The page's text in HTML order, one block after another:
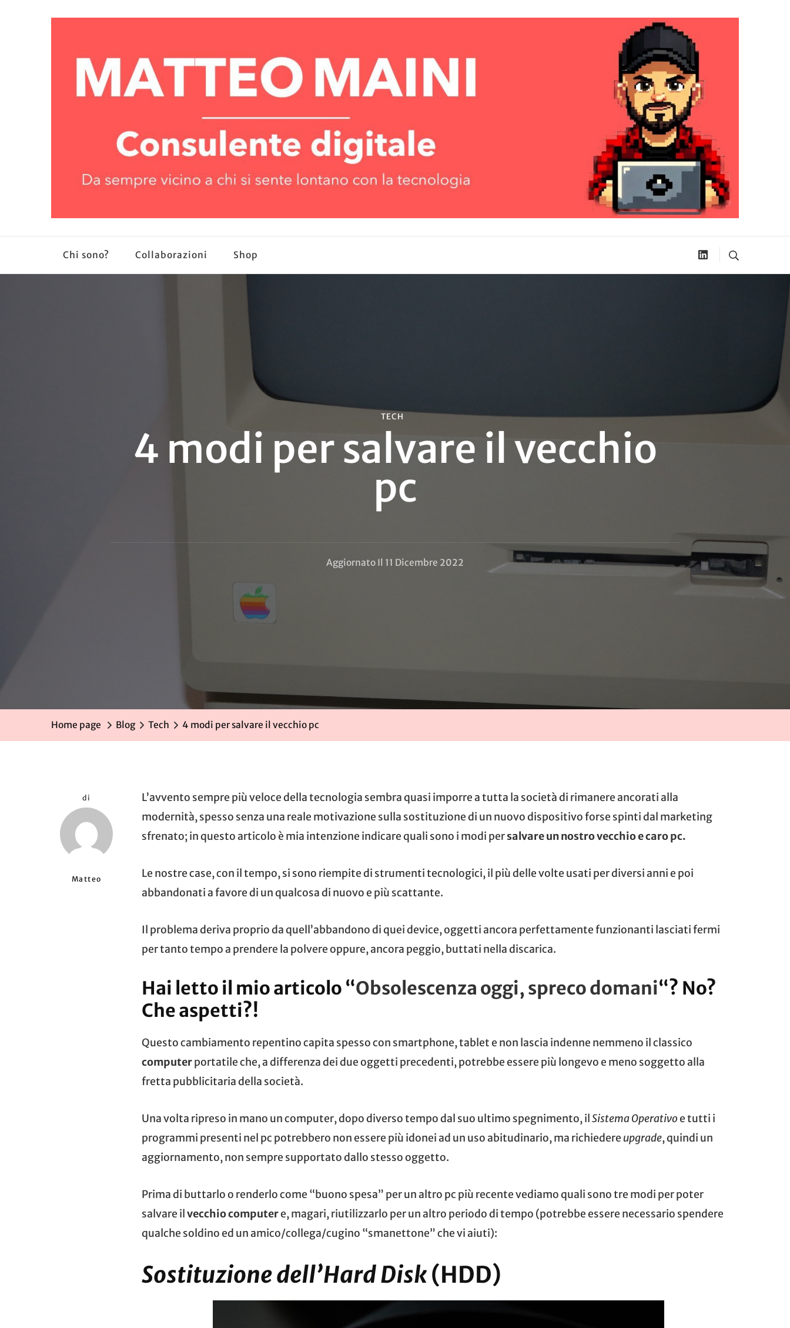
Chi sono? Collaborazioni Shop
TECH
4 modi per salvare il vecchio
pc
Aggiornato Il 11 Dicembre 2022
Home page Blog Tech 4 modi per salvare il vecchio pc
di
Matteo
L’avvento sempre più veloce della tecnologia sembra quasi imporre a tutta la società di rimanere ancorati alla
modernità, spesso senza una reale motivazione sulla sostituzione di un nuovo dispositivo forse spinti dal marketing
sfrenato; in questo articolo è mia intenzione indicare quali sono i modi persalvare un nostro vecchio e caro pc.
Le nostre case, con il tempo, si sono riempite di strumenti tecnologici, il più delle volte usati per diversi anni e poi
abbandonati a favore di un qualcosa di nuovo e più scattante.
Il problema deriva proprio da quell’abbandono di quei device, oggetti ancora perfettamente funzionanti lasciati fermi
per tanto tempo a prendere la polvere oppure, ancora peggio, buttati nella discarica.
Hai letto il mio articolo “Obsolescenza oggi, spreco domani“? No?
Che aspetti?!
Questo cambiamento repentino capita spesso con smartphone, tablet e non lascia indenne nemmeno il classico
computerportatile che, a differenza dei due oggetti precedenti, potrebbe essere più longevo e meno soggetto alla
fretta pubblicitaria della società.
Una volta ripreso in mano un computer, dopo diverso tempo dal suo ultimo spegnimento, il Sistema Operativo e tutti i
programmi presenti nel pc potrebbero non essere più idonei ad un uso abitudinario, ma richiedere upgrade, quindi un
aggiornamento, non sempre supportato dallo stesso oggetto.
Prima di buttarlo o renderlo come “buono spesa” per un altro pc più recente vediamo quali sono tre modi per poter
salvare il vecchio computere, magari, riutilizzarlo per un altro periodo di tempo (potrebbe essere necessario spendere
qualche soldino ed un amico/collega/cugino “smanettone” che vi aiuti):
Sostituzione dell’Hard Disk(HDD)